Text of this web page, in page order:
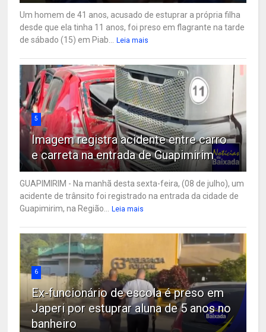
Um homem de 41 anos, acusado de estuprar a própria filha
desde que ela tinha 11 anos, foi preso em flagrante na tarde
de sábado (15) em Piab...
Leia mais
5
Imagem registra acidente entre carro
e carreta na entrada de Guapimirim
GUAPIMIRIM - Na manhã desta sexta-feira, (08 de julho), um
acidente de trânsito foi registrado na entrada da cidade de
Guapimirim, na Região...
Leia mais
6
Ex-funcionário de escola é preso em
Japeri por estuprar aluna de 5 anos no
banheiro